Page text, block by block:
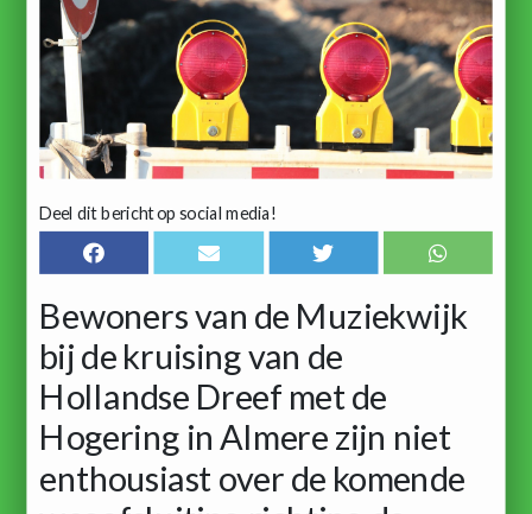
Deel dit bericht op social media!
Bewoners van de Muziekwijk
bij de kruising van de
Hollandse Dreef met de
Hogering in Almere zijn niet
enthousiast over de komende